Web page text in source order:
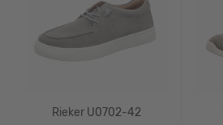
Rieker U0702-42